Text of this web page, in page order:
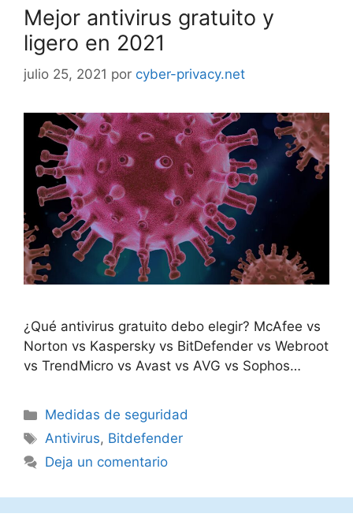
Mejor antivirus gratuito y
ligero en 2021
julio 25, 2021 por cyber-privacy.net
¿Qué antivirus gratuito debo elegir? McAfee vs
Norton vs Kaspersky vs BitDefender vs Webroot
vs TrendMicro vs Avast vs AVG vs Sophos…
Categorías
Medidas de seguridad
Etiquetas
Antivirus, Bitdefender
Deja un comentario